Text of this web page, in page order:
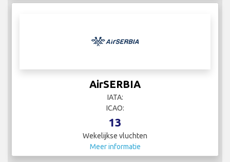
AirSERBIA
IATA:
ICAO:
13
Wekelijkse vluchten
Meer informatie